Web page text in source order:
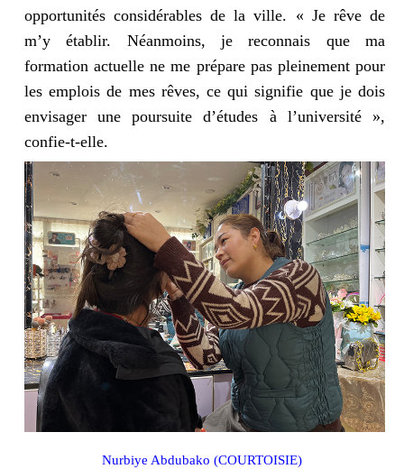
opportunités considérables de la ville. « Je rêve de
m’y établir. Néanmoins, je reconnais que ma
formation actuelle ne me prépare pas pleinement pour
les emplois de mes rêves, ce qui signifie que je dois
envisager une poursuite d’études à l’université »,
confie-t-elle.
Nurbiye Abdubako (COURTOISIE)